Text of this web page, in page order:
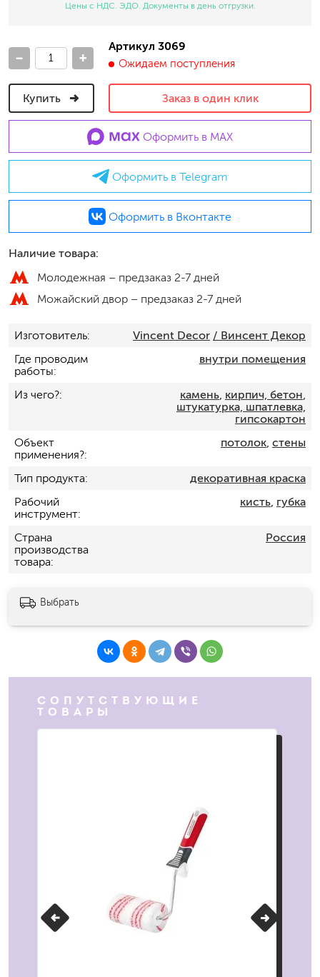
Цены с НДС. ЭДО. Документы в день отгрузки.
- +
Артикул 3069
Ожидаем поступления
Купить Заказ в один клик
Оформить в MAX
Оформить в Telegram
Оформить в Вконтакте
Наличие товара:
Молодежная – предзаказ 2-7 дней
Можайский двор – предзаказ 2-7 дней
Изготовитель Vincent Decor / Винсент Декор
Где проводим
работы
внутри помещения
Из чего? камень, кирпич, бетон
штукатурка, шпатлевка,
гипсокартон
Объект
применения?
потолок, стены
Тип продукта
декоративная краска
Рабочий
инструмент
кисть, губка
Страна
производства
товара
Россия
Выбрать
СОПУТСТВУЮЩИЕ
ТОВАРЫ